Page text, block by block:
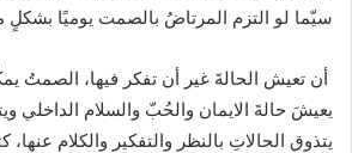
سيّما لو التزم المرتاضُ بالصمت يوميًا بشكلٍ
أن تعيش الحالةَ غير أن تفكر فيها، الصمتُ
يعيشَ حالةَ الايمان والحُبّ والسلام الداخلي
يتذوق الحالاتِ بالنظر والتفكير والكلام عنها،